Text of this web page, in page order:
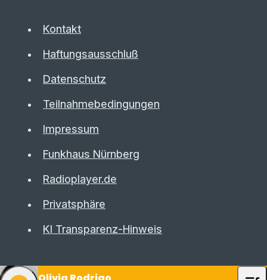
Kontakt
Haftungsausschluß
Datenschutz
Teilnahmebedingungen
Impressum
Funkhaus Nürnberg
Radioplayer.de
Privatsphäre
KI Transparenz-Hinweis